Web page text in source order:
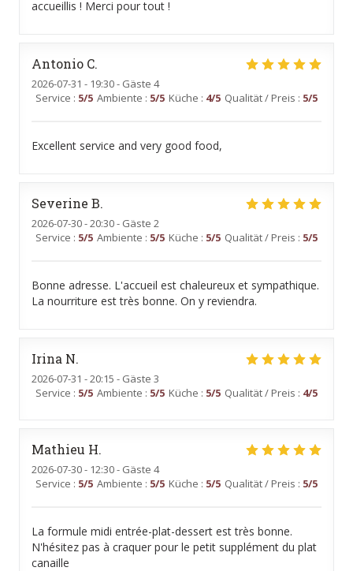
accueillis ! Merci pour tout !
Antonio C
2026-07-31 - 19:30 - Gäste 4
Service : 5/5 Ambiente : 5/5 Küche : 4/5 Qualität / Preis : 5/5
Excellent service and very good food,
Severine B
2026-07-30- 20:30 - Gäste 2
Service : 5/5 Ambiente : 5/5 Küche : 5/5 Qualität / Preis : 5/5
Bonne adresse. L'accueil est chaleureux et sympathique.
La nourriture est très bonne. On y reviendra.
Irina N
2026-07-31 - 20:15 - Gäste 3
Service : 5/5 Ambiente : 5/5 Küche : 5/5 Qualität / Preis : 4/5
Mathieu H
2026-07-30- 12:30 - Gäste 4
Service : 5/5 Ambiente : 5/5 Küche : 5/5 Qualität / Preis : 5/5
La formule midi entrée-plat-dessert est très bonne.
N'hésitez pas à craquer pour le petit supplément du plat
canaille